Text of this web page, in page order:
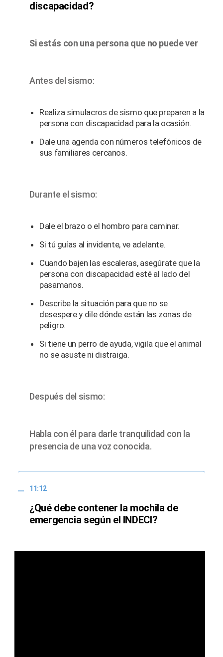
discapacidad?
Si estás con una persona que no puede ver
Antes del sismo:
Realiza simulacros de sismo que preparen a la
persona con discapacidad para la ocasión.
Dale una agenda con números telefónicos de
sus familiares cercanos.
Durante el sismo:
Dale el brazo o el hombro para caminar.
Si tú guías al invidente, ve adelante.
Cuando bajen las escaleras, asegúrate que la
persona con discapacidad esté al lado del
pasamanos.
Describe la situación para que no se
desespere y dile dónde están las zonas de
peligro.
Si tiene un perro de ayuda, vigila que el animal
no se asuste ni distraiga.
Después del sismo:
Habla con él para darle tranquilidad con la
presencia de una voz conocida.
11:12
¿Qué debe contener la mochila de
emergencia según el INDECI?